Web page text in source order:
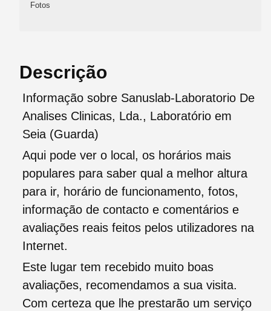
Fotos
Descrição
Informação sobre Sanuslab-Laboratorio De
Analises Clinicas, Lda., Laboratório em
Seia (Guarda)
Aqui pode ver o local, os horários mais
populares para saber qual a melhor altura
para ir, horário de funcionamento, fotos,
informação de contacto e comentários e
avaliações reais feitos pelos utilizadores na
Internet.
Este lugar tem recebido muito boas
avaliações, recomendamos a sua visita.
Com certeza que lhe prestarão um serviço